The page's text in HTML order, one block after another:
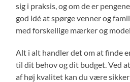
sig i praksis, og om de er
god idé at spørge venner og
med forskellige mærker og
Alt i alt handler det om at finde
til dit behov og dit budget. Ved
af høj kvalitet kan du være